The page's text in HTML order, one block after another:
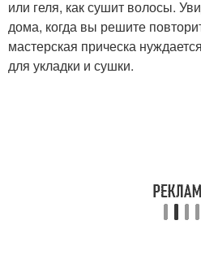
или геля, как сушит волосы.
дома, когда вы решите
мастерская прическа
для укладки и сушки.